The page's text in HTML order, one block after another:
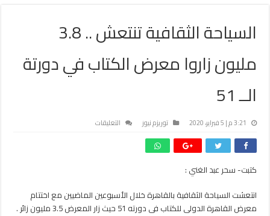
السياحة الثقافية تنتعش .. 3.8
مليون زاروا معرض الكتاب في دورتة
الــ 51
3:21 م | 5 فبراير، 2020 توريزم نيوز التعليقات
مليون
زاروا
كتبت- سحر عبد الغني :
انتعشت السياحة الثقافية بالقاهرة خلال الأسبوعين الماضيين مع اختتام
معرض القاهرة الدولى للكتاب فى دورته 51 حيث زار المعرض 3.5 مليون زائر .